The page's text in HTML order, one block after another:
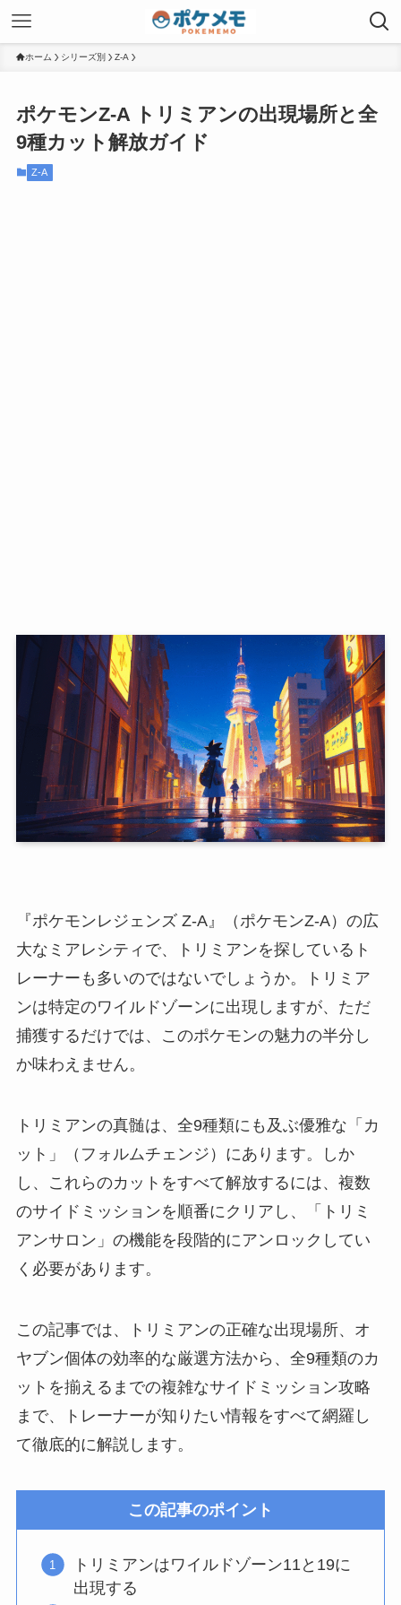
ホーム シリーズ別 Z-A
ポケモンZ-A トリミアンの出現場所と全
9種カット解放ガイド
Z-A
『ポケモンレジェンズ Z-A』（ポケモンZ-A）の広
大なミアレシティで、トリミアンを探しているト
レーナーも多いのではないでしょうか。トリミア
ンは特定のワイルドゾーンに出現しますが、ただ
捕獲するだけでは、このポケモンの魅力の半分し
か味わえません。
トリミアンの真髄は、全9種類にも及ぶ優雅な「カ
ット」（フォルムチェンジ）にあります。しか
し、これらのカットをすべて解放するには、複数
のサイドミッションを順番にクリアし、「トリミ
アンサロン」の機能を段階的にアンロックしてい
く必要があります。
この記事では、トリミアンの正確な出現場所、オ
ヤブン個体の効率的な厳選方法から、全9種類のカ
ットを揃えるまでの複雑なサイドミッション攻略
まで、トレーナーが知りたい情報をすべて網羅し
て徹底的に解説します。
この記事のポイント
トリミアンはワイルドゾーン11と19に
出現する